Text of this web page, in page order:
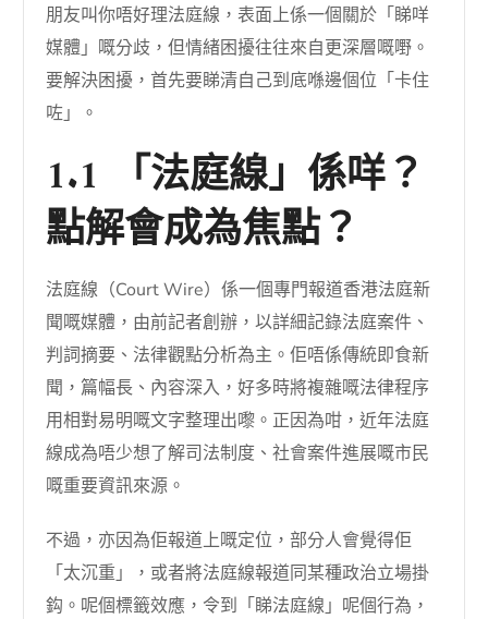
朋友叫你唔好理法庭線，表面上係一個關於「睇咩
媒體」嘅分歧，但情緒困擾往往來自更深層嘅嘢。
要解決困擾，首先要睇清自己到底喺邊個位「卡住
咗」。
1.1 「法庭線」係咩？
點解會成為焦點？
法庭線（Court Wire）係一個專門報道香港法庭新
聞嘅媒體，由前記者創辦，以詳細記錄法庭案件、
判詞摘要、法律觀點分析為主。佢唔係傳統即食新
聞，篇幅長、內容深入，好多時將複雜嘅法律程序
用相對易明嘅文字整理出嚟。正因為咁，近年法庭
線成為唔少想了解司法制度、社會案件進展嘅市民
嘅重要資訊來源。
不過，亦因為佢報道上嘅定位，部分人會覺得佢
「太沉重」，或者將法庭線報道同某種政治立場掛
鈎。呢個標籤效應，令到「睇法庭線」呢個行為，